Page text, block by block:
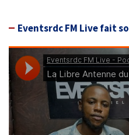
Eventsrdc FM Live fait